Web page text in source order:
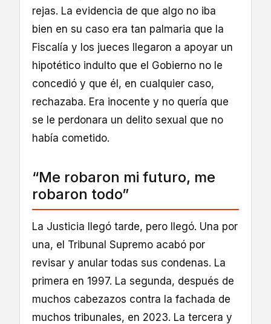
rejas. La evidencia de que algo no iba
bien en su caso era tan palmaria que la
Fiscalía y los jueces llegaron a apoyar un
hipotético indulto que el Gobierno no le
concedió y que él, en cualquier caso,
rechazaba. Era inocente y no quería que
se le perdonara un delito sexual que no
había cometido.
“Me robaron mi futuro, me
robaron todo”
La Justicia llegó tarde, pero llegó. Una por
una, el Tribunal Supremo acabó por
revisar y anular todas sus condenas. La
primera en 1997. La segunda, después de
muchos cabezazos contra la fachada de
muchos tribunales, en 2023. La tercera y